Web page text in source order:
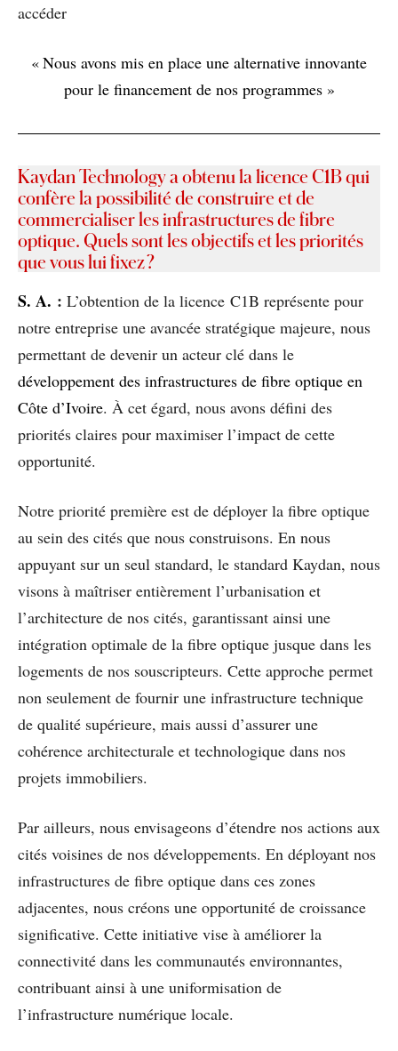
accéder
« Nous avons mis en place une alternative innovante
pour le financement de nos programmes »
Kaydan Technology a obtenu la licence C1B qui
confère la possibilité de construire et de
commercialiser les infrastructures de fibre
optique. Quels sont les objectifs et les priorités
que vous lui fixez ?
S. A. : L’obtention de la licence C1B représente pour
notre entreprise une avancée stratégique majeure, nous
permettant de devenir un acteur clé dans le
développement des infrastructures de fibre optique en
Côte d’Ivoire. À cet égard, nous avons défini des
priorités claires pour maximiser l’impact de cette
opportunité.
Notre priorité première est de déployer la fibre optique
au sein des cités que nous construisons. En nous
appuyant sur un seul standard, le standard Kaydan, nous
visons à maîtriser entièrement l’urbanisation et
l’architecture de nos cités, garantissant ainsi une
intégration optimale de la fibre optique jusque dans les
logements de nos souscripteurs. Cette approche permet
non seulement de fournir une infrastructure technique
de qualité supérieure, mais aussi d’assurer une
cohérence architecturale et technologique dans nos
projets immobiliers.
Par ailleurs, nous envisageons d’étendre nos actions aux
cités voisines de nos développements. En déployant nos
infrastructures de fibre optique dans ces zones
adjacentes, nous créons une opportunité de croissance
significative. Cette initiative vise à améliorer la
connectivité dans les communautés environnantes,
contribuant ainsi à une uniformisation de
l’infrastructure numérique locale.